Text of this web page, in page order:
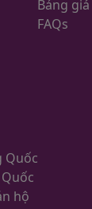
Bảng giá
FAQs
Quốc
hộ